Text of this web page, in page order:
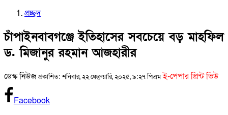
প্রচ্ছদ
চাঁপাইনবাবগঞ্জে ইতিহাসের সবচেয়ে বড় মাহফিল
ড. মিজানুর রহমান আজহারীর
ডেস্ক নিউজপ্রকাশিত: শনিবার, ২২ ফেব্রুয়ারি, ২০২৫, ৯:২৭ পিএম ই-পেপার প্রিন্ট ভিউ
Facebook